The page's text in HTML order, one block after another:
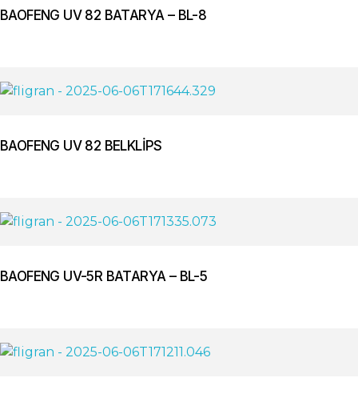
BAOFENG UV 82 BATARYA – BL-8
BAOFENG UV 82 BELKLİPS
BAOFENG UV-5R BATARYA – BL-5